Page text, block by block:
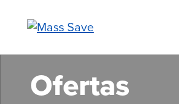
content
Buscar Mass Save
Ofertas